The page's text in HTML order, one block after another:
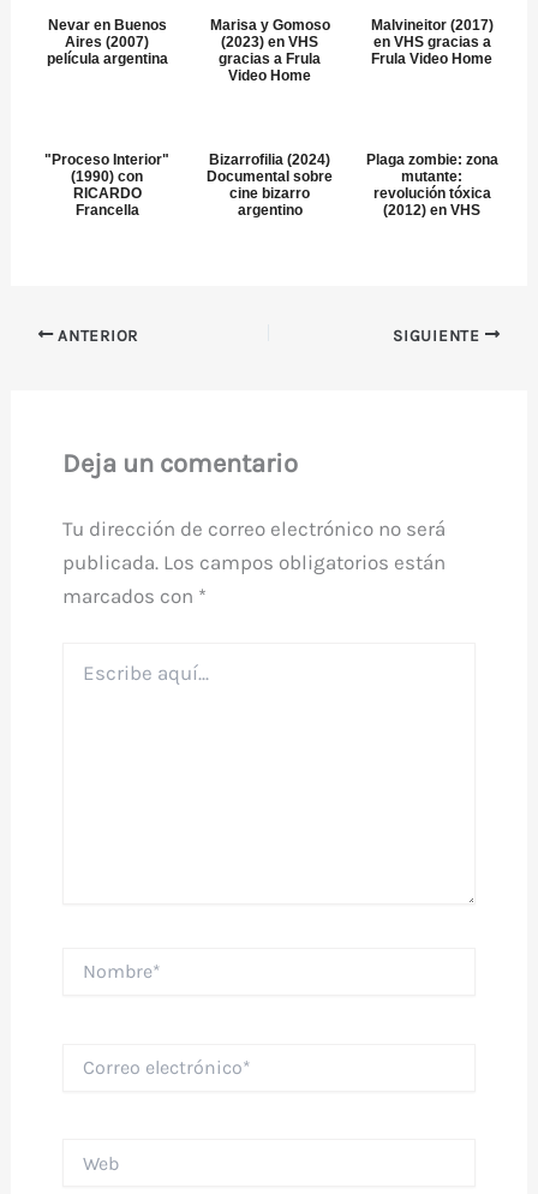
Nevar en Buenos
Aires (2007)
película argentina
Marisa y Gomoso
(2023) en VHS
gracias a Frula
Video Home
Malvineitor (2017)
en VHS gracias a
Frula Video Home
"Proceso Interior"
(1990) con
RICARDO
Francella
Bizarrofilia (2024)
Documental sobre
cine bizarro
argentino
Plaga zombie: zona
mutante:
revolución tóxica
(2012) en VHS
ANTERIOR SIGUIENTE
Deja un comentario
Tu dirección de correo electrónico no será
publicada. Los campos obligatorios están
marcados con *
aquí...
electrónico*